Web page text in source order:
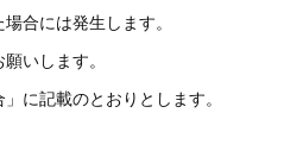
合には発生します。
いします。
に記載のとおりとします。